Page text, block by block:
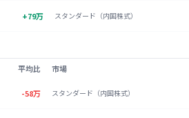
+79万 スタンダード（内国株式）
平均比 市場
-58万 スタンダード（内国株式）